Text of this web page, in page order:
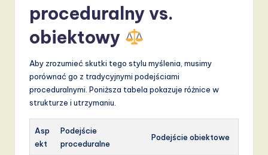
proceduralny vs.
obiektowy
Aby zrozumieć skutki tego stylu myślenia, musimy
porównać go z tradycyjnymi podejściami
proceduralnymi. Poniższa tabela pokazuje różnice w
strukturze i utrzymaniu.
Asp
ekt
Podejście
proceduralne
Podejście obiektowe